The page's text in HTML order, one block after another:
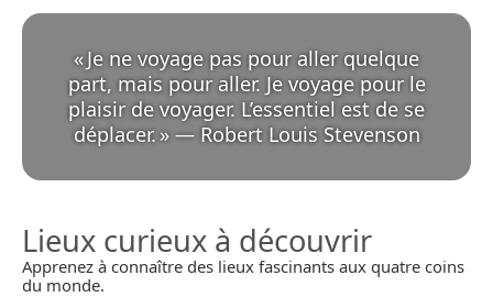
«Je ne voyage pas pour aller quelque
part, mais pour aller. Je voyage pour le
plaisir de voyager. L’essentiel est de se
déplacer. » — Robert Louis Stevenson
Lieux curieux à découvrir
Apprenez à connaître des lieux fascinants aux quatre coins
du monde.